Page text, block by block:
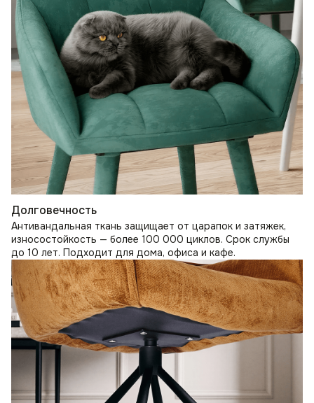
Долговечность
Антивандальная ткань защищает от царапок и затяжек,
износостойкость — более 100 000 циклов. Срок службы
до 10 лет. Подходит для дома, офиса и кафе.